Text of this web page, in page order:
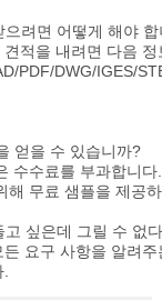
려면 어떻게 해야
적을 내려면 다음 정
PDF/DWG/IGES/
얻을 수 있습니까?
수수료를 부과합니
해 무료 샘플을 제공
싶은데 그릴 수 없
요구 사항을 알려